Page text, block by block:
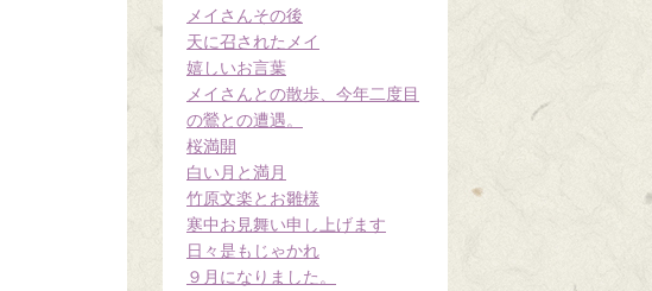
メイさんその後
天に召されたメイ
嬉しいお言葉
メイさんとの散歩、今年二度目
の鶯との遭遇。
桜満開
白い月と満月
竹原文楽とお雛様
寒中お見舞い申し上げます
日々是もじゃかれ
９月になりました。